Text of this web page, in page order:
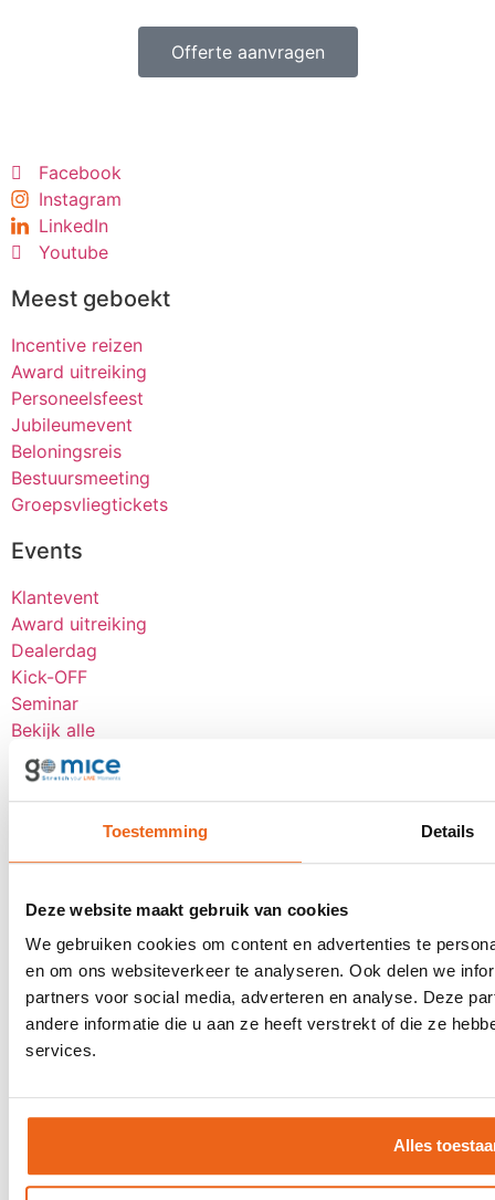
Toestemming Details
Deze website maakt gebruik van cookies
We gebruiken cookies om content en advertenties te
en om ons websiteverkeer te analyseren. Ook delen we
partners voor social media, adverteren en analyse. Deze
andere informatie die u aan ze heeft verstrekt of die ze
services.
Alles
Offerte aanvragen
Facebook
Instagram
LinkedIn
Youtube
Meest geboekt
Incentive reizen
Award uitreiking
Personeelsfeest
Jubileumevent
Beloningsreis
Bestuursmeeting
Groepsvliegtickets
Events
Klantevent
Award uitreiking
Dealerdag
Kick-OFF
Seminar
Bekijk alle
Over goMICE
Digitale tools
Klantervaringen
MVO
Contact
Contact
Een keer per maand inspiratie ontvangen
voor uw LIVE moments?